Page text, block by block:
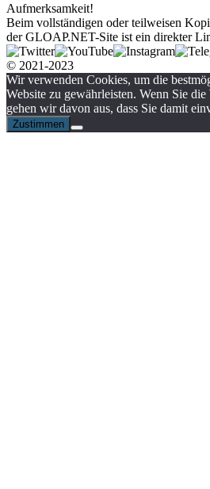
Aufmerksamkeit!
Beim vollständigen oder teilweisen
der GLOAP.NET-Site ist ein direkter
© 2021-2023
Wir verwenden Cookies, um die
Website zu gewährleisten. Wenn Sie
gehen wir davon aus, dass Sie damit
Zustimmen